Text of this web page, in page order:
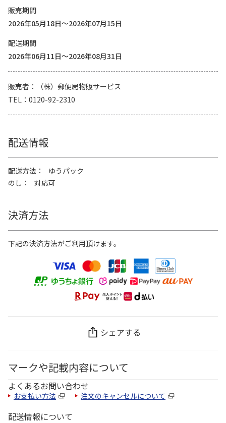
販売期間
2026年05月18日～2026年07月15日
配送期間
2026年06月11日～2026年08月31日
販売者
（株）郵便局物販サービス
TEL
0120-92-2310
配送情報
配送方法
ゆうパック
のし
対応可
決済方法
下記の決済方法がご利用頂けます。
シェアする
マークや記載内容について
よくあるお問い合わせ
お支払い方法 注文のキャンセルについて
配送情報について